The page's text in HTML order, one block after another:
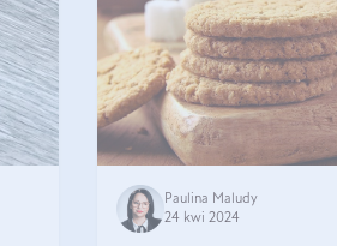
Paulina Maludy
24 kwi 2024